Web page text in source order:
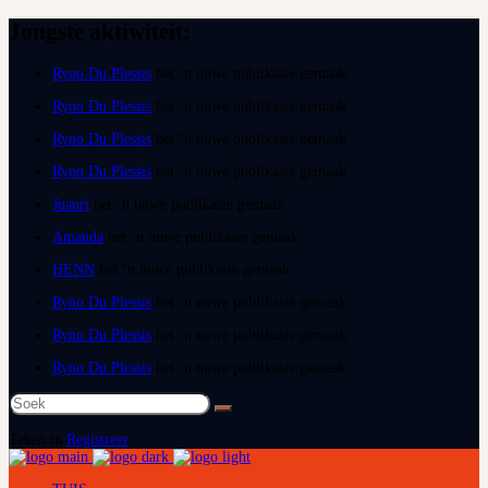
Ryno Du Plessis
Ryno Du Plessis
Ryno Du Plessis
Ryno Du Plessis
Juanri
Amanda
HENN
Ryno Du Plessis
Ryno Du Plessis
Ryno Du Plessis
Soek
na:
Registreer